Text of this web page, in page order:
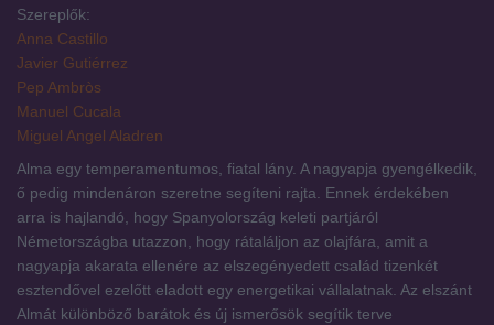
Szereplők:
Anna Castillo
Javier Gutiérrez
Pep Ambròs
Manuel Cucala
Miguel Angel Aladren
Alma egy temperamentumos, fiatal lány. A nagyapja gyengélkedik,
ő pedig mindenáron szeretne segíteni rajta. Ennek érdekében
arra is hajlandó, hogy Spanyolország keleti partjáról
Németországba utazzon, hogy rátaláljon az olajfára, amit a
nagyapja akarata ellenére az elszegényedett család tizenkét
esztendővel ezelőtt eladott egy energetikai vállalatnak. Az elszánt
Almát különböző barátok és új ismerősök segítik terve